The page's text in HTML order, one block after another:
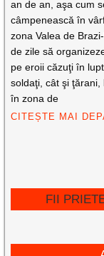
an de an, aşa cum
câmpenească în
zona Valea de
de zile să
pe eroii căzuţi în
soldaţi, cât şi
în zona de
CITEȘTE MAI
FII